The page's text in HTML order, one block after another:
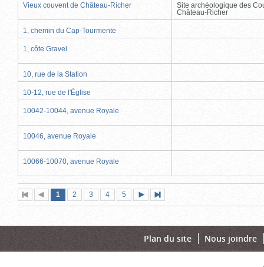
Vieux couvent de Château-Richer
Site archéologique des
Château-Richer
1, chemin du Cap-Tourmente
1, côte Gravel
10, rue de la Station
10-12, rue de l'Église
10042-10044, avenue Royale
10046, avenue Royale
10066-10070, avenue Royale
Première
page
Page
précédente
Page
1 (page
actuelle)
Page
2 Page
3 Page
4 Page
5
suivante
page
Plan du site Nous joindre